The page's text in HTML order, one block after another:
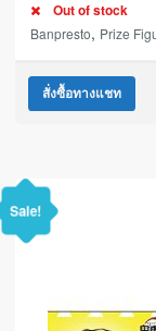
Out of stock
Banpresto, Prize
สั่งซื้อทางแชท
Sale!